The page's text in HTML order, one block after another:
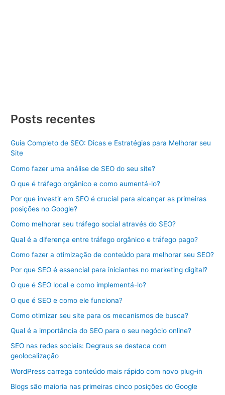
Site
Curitiba
Posts recentes
Guia Completo de SEO: Dicas e Estratégias para Melhorar seu
Site
Como fazer uma análise de SEO do seu site?
O que é tráfego orgânico e como aumentá-lo?
Por que investir em SEO é crucial para alcançar as primeiras
posições no Google?
Como melhorar seu tráfego social através do SEO?
Qual é a diferença entre tráfego orgânico e tráfego pago?
Como fazer a otimização de conteúdo para melhorar seu SEO?
Por que SEO é essencial para iniciantes no marketing digital?
O que é SEO local e como implementá-lo?
O que é SEO e como ele funciona?
Como otimizar seu site para os mecanismos de busca?
Qual é a importância do SEO para o seu negócio online?
SEO nas redes sociais: Degraus se destaca com
geolocalização
WordPress carrega conteúdo mais rápido com novo plug-in
Blogs são maioria nas primeiras cinco posições do Google